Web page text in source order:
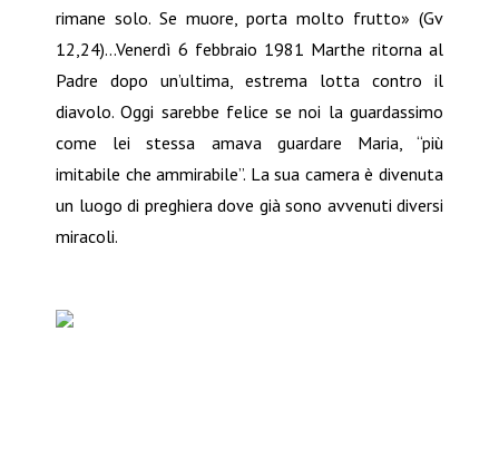
rimane solo. Se muore, porta molto frutto» (Gv
12,24)…Venerdì 6 febbraio 1981 Marthe ritorna al
Padre dopo un’ultima, estrema lotta contro il
diavolo. Oggi sarebbe felice se noi la guardassimo
come lei stessa amava guardare Maria, “più
imitabile che ammirabile”. La sua camera è divenuta
un luogo di preghiera dove già sono avvenuti diversi
miracoli.